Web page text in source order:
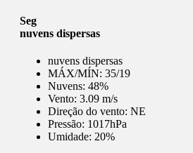
Seg
nuvens dispersas
nuvens dispersas
MÁX/MÍN: 35/19
Nuvens: 48%
Vento: 3.09 m/s
Direção do vento: NE
Pressão: 1017hPa
Umidade: 20%